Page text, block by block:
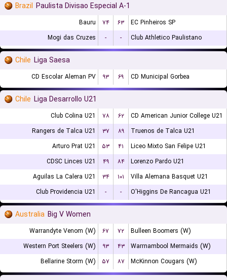
Brazil Paulista Divisao Especial A-1
Bauru ۷۴ ۶۳
EC Pinheiros SP
Mogi das Cruzes
- - Club Athletico Paulistano
Chile Liga Saesa
CD Escolar Aleman PV ۹۳ ۶۹ CD Municipal Gorbea
Chile Liga Desarrollo U21
Club Colina U21 ۷۸ ۶۲
CD American Junior College U21
Rangers de Talca U21
۳۷ ۸۹
Truenos de Talca U21
Arturo Prat U21
۵۳ ۴۱
Liceo Mixto San Felipe U21
CDSC Linces U21
۴۹ ۸۴
Lorenzo Pardo U21
Aguilas La Calera U21
۳۴ ۱۰۱
Villa Alemana Basquet U21
Club Providencia U21
- - O'Higgins De Rancagua U21
Australia Big V Women
Warrandyte Venom (W) ۶۷ ۷۲
Bulleen Boomers (W)
Western Port Steelers (W)
۹۳ ۴۳
Warrnambool Mermaids (W)
Bellarine Storm (W)
۵۷ ۸۷ McKinnon Cougars (W)